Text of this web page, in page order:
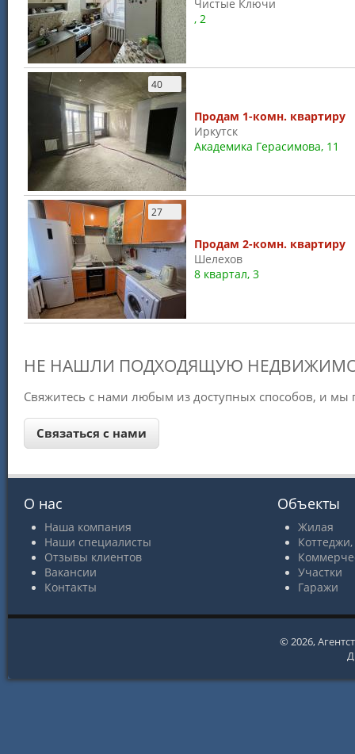
Чистые Ключи
, 2
40
Продам 1-комн. квартиру
Иркутск
Академика Герасимова, 11
27
Продам 2-комн. квартиру
Шелехов
8 квартал, 3
НЕ НАШЛИ ПОДХОДЯЩУЮ
Свяжитесь с нами любым из доступных способов, и
О нас
Наша компания
Наши специалисты
Отзывы клиентов
Вакансии
Контакты
Объекты
Жилая
Участки
Гаражи
© 2026,